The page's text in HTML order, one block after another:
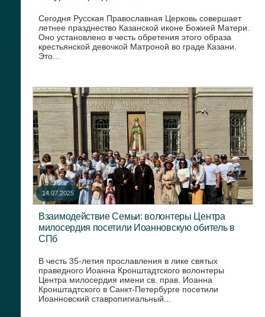
Сегодня Русская Православная Церковь совершает
летнее празднество Казанской иконе Божией Матери.
Оно установлено в честь обретения этого образа
крестьянской девочкой Матроной во граде Казани.
Это...
14.07.2025
Взаимодействие Семьи: волонтеры Центра
милосердия посетили Иоанновскую обитель в
СПб
В честь 35-летия прославления в лике святых
праведного Иоанна Кронштадтского волонтеры
Центра милосердия имени св. прав. Иоанна
Кронштадтского в Санкт-Петербурге посетили
Иоанновский ставропигиальный...